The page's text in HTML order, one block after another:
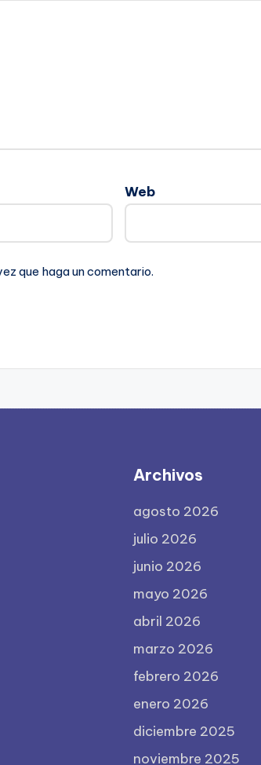
Web
que haga un comentario.
Archivos
agosto 2026
julio 2026
junio 2026
mayo 2026
abril 2026
marzo 2026
febrero 2026
enero 2026
diciembre 2025
noviembre 2025